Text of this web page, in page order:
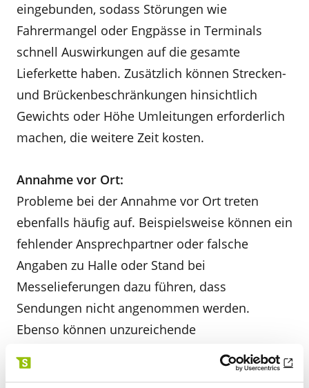
eingebunden, sodass Störungen wie
Fahrermangel oder Engpässe in Terminals
schnell Auswirkungen auf die gesamte
Lieferkette haben. Zusätzlich können Strecken-
und Brückenbeschränkungen hinsichtlich
Gewichts oder Höhe Umleitungen erforderlich
machen, die weitere Zeit kosten.
Annahme vor Ort:
Probleme bei der Annahme vor Ort treten
ebenfalls häufig auf. Beispielsweise können ein
fehlender Ansprechpartner oder falsche
Angaben zu Halle oder Stand bei
Messelieferungen dazu führen, dass
Sendungen nicht angenommen werden.
Ebenso können unzureichende
Entlademöglichkeiten, wie fehlende Stapler,
keine Rampe oder nicht erfüllte